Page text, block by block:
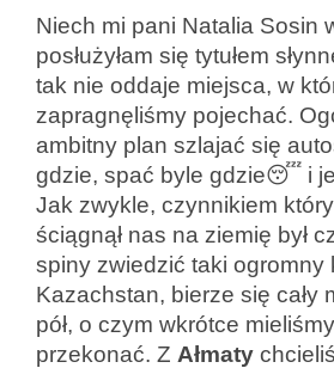
Niech mi pani Natalia Sosin
posłużyłam się tytułem
tak nie oddaje miejsca, w
zapragnęliśmy pojechać.
ambitny plan szlajać się
gdzie, spać byle gdzie😴 i
Jak zwykle, czynnikiem
ściągnął nas na ziemię był
spiny zwiedzić taki ogromny
Kazachstan, bierze się cały
pół, o czym wkrótce
przekonać. Z Ałmaty